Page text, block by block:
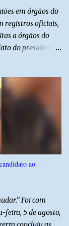
em órgãos do
registros oficiais,
a órgãos do
do presidente
oportunidades, a
do ministro do
do então
nas agendas
quinta-feira,
do pai
contou com a
da Saúde e no
ao
Foi com
feira, 5 de agosto,